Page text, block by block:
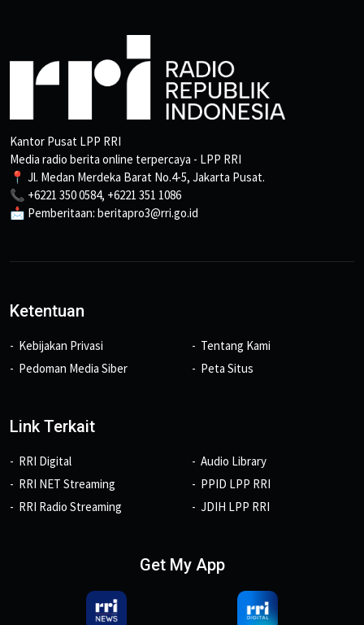
Kantor Pusat LPP RRI
Media radio berita online terpercaya - LPP RRI
📍 Jl. Medan Merdeka Barat No.4-5, Jakarta Pusat.
📞 +6221 350 0584, +6221 351 1086
📩 Pemberitaan: beritapro3@rri.go.id
Ketentuan
Kebijakan Privasi
Pedoman Media Siber
Tentang Kami
Peta Situs
Link Terkait
RRI Digital
RRI NET Streaming
RRI Radio Streaming
Audio Library
PPID LPP RRI
JDIH LPP RRI
Get My App